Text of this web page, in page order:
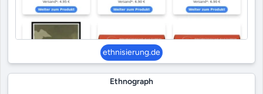
ethnisierung.de
Ethnograph